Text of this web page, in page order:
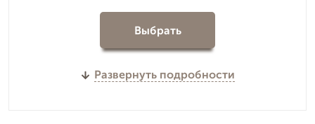
Выбрать
Развернуть подробности